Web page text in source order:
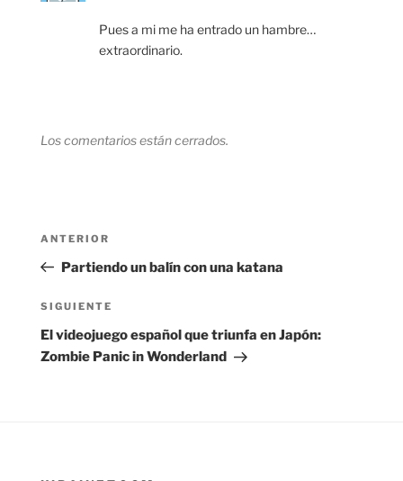
Pues a mi me ha entrado un hambre…
extraordinario.
Los comentarios están cerrados.
Navegación
entradas
Entrada
anterior:
ANTERIOR
Partiendo un balín con una katana
Siguiente
entrada
SIGUIENTE
El videojuego español que triunfa en Japón:
Zombie Panic in Wonderland